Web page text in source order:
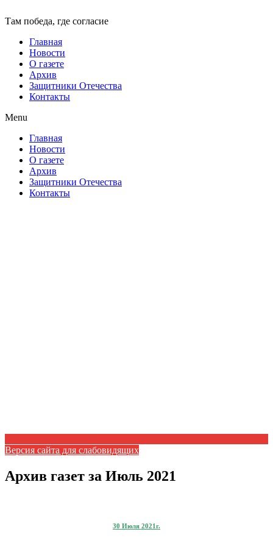
Там победа, где согласие
Главная
Новости
О газете
Архив
Защитники Отечества
Контакты
Menu
Главная
Новости
О газете
Архив
Защитники Отечества
Контакты
Версия сайта для слабовидящих
Архив газет за Июль 2021
30 Июля 2021г.